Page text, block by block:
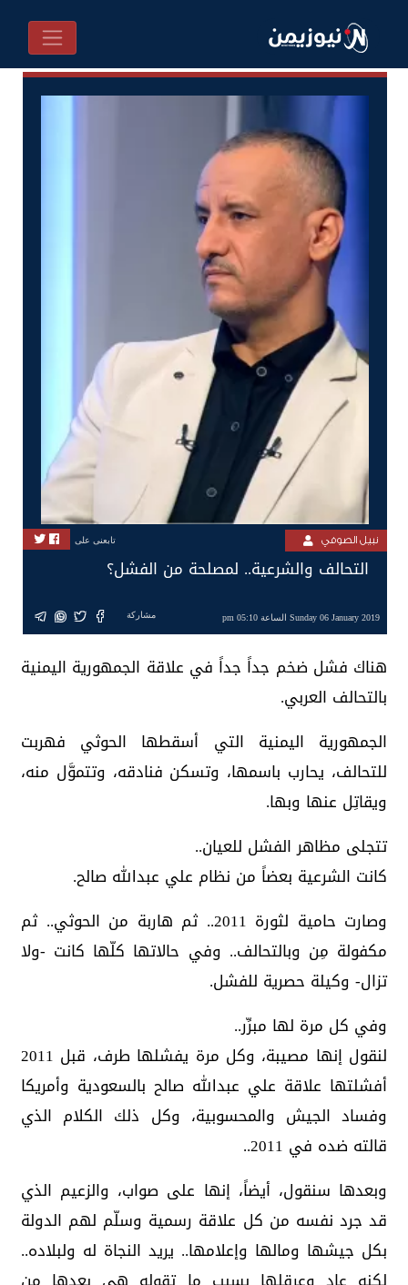
نبيل الصوفي تابعنى على
التحالف والشرعية.. لمصلحة من الفشل؟
Sunday 06 January 2019 الساعة 05:10 pm مشاركة
هناك فشل ضخم جداً جداً في علاقة الجمهورية اليمنية
بالتحالف العربي.
الجمهورية اليمنية التي أسقطها الحوثي فهربت
للتحالف، يحارب باسمها، وتسكن فنادقه، وتتموَّل منه،
ويقاتِل عنها وبها.
تتجلى مظاهر الفشل للعيان..
كانت الشرعية بعضاً من نظام علي عبدالله صالح.
وصارت حامية لثورة 2011.. ثم هاربة من الحوثي.. ثم
مكفولة مِن وبالتحالف.. وفي حالاتها كلّها كانت -ولا
تزال- وكيلة حصرية للفشل.
وفي كل مرة لها مبرِّر..
لنقول إنها مصيبة، وكل مرة يفشلها طرف، قبل 2011
أفشلتها علاقة علي عبدالله صالح بالسعودية وأمريكا
وفساد الجيش والمحسوبية، وكل ذلك الكلام الذي
قالته ضده في 2011..
وبعدها سنقول، أيضاً، إنها على صواب، والزعيم الذي
قد جرد نفسه من كل علاقة رسمية وسلّم لهم الدولة
بكل جيشها ومالها وإعلامها.. يريد النجاة له ولبلاده..